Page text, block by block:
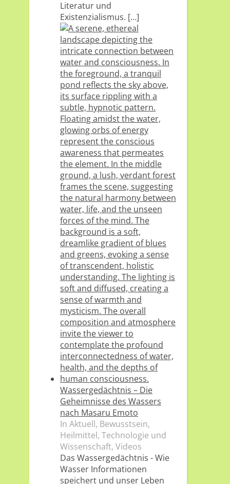
Literatur und
Existenzialismus. […]
Wassergedächtnis – Die
Geheimnisse des Wassers
nach Masaru Emoto
In Aktuell, Bewusstsein,
Heilmittel, Technologie und
Wissenschaft, Videos
Das Wassergedächtnis - Wie
Wasser Informationen
speichert und unser Leben